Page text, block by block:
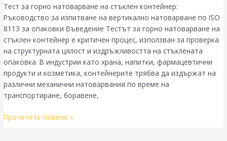
Тест за горно натоварване на стъклен контейнер:
Ръководство за изпитване на вертикално натоварване по ISO
8113 за опаковки Въведение Тестът за горно натоварване на
стъклен контейнер е критичен процес, използван за проверка
на структурната цялост и издръжливостта на стъклената
опаковка. В индустрии като храна, напитки, фармацевтични
продукти и козметика, контейнерите трябва да издържат на
различни механични натоварвания по време на
транспортиране, боравене,
Ръководство
за
изпитване
на
вертикално
натоварване
ISO
8113
за
Прочетете повече »